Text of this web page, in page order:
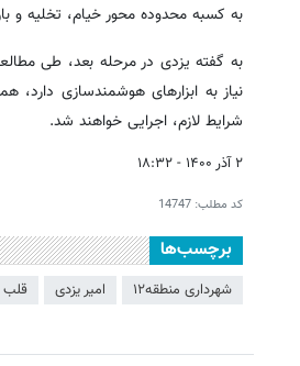
به کسبه محدوده محور خیام، تخلیه
به گفته یزدی در مرحله بعد، طی
نیاز به ابزارهای هوشمندسازی
شرایط لازم، اجرایی خواهند شد.
۲ آذر ۱۴۰۰ - ۱۸:۳۲
کد مطلب: 14747
برچسب‌ها
شهرداری منطقه۱۲ امیر یزدی قلب